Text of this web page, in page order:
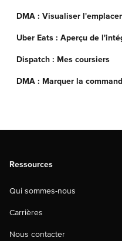
Uber Eats : Aperçu de
Dispatch : Mes coursiers
Ressources
Qui sommes-nous
Carrières
Nous contacter